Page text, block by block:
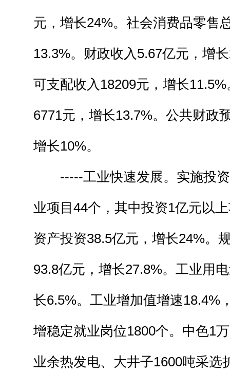
元，增长24%。社会消费品零售
13.3%。财政收入5.67亿元，增
可支配收入18209元，增长
6771元，增长13.7%。公共财政
增长10%。
-----工业快速发展。实施投资
业项目44个，其中投资1亿元以
资产投资38.5亿元，增长24%。
93.8亿元，增长27.8%。工业用
长6.5%。工业增加值增速18.4%
增稳定就业岗位1800个。中色1
业余热发电、大井子1600吨采选